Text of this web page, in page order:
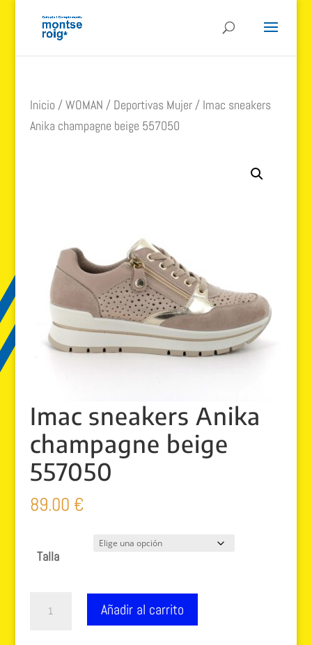
Inicio /WOMAN / Deportivas Mujer/ Imac sneakers
Anika champagne beige 557050
Imac sneakers Anika
champagne beige
557050
89.00 €
Talla
Añadir al carrito